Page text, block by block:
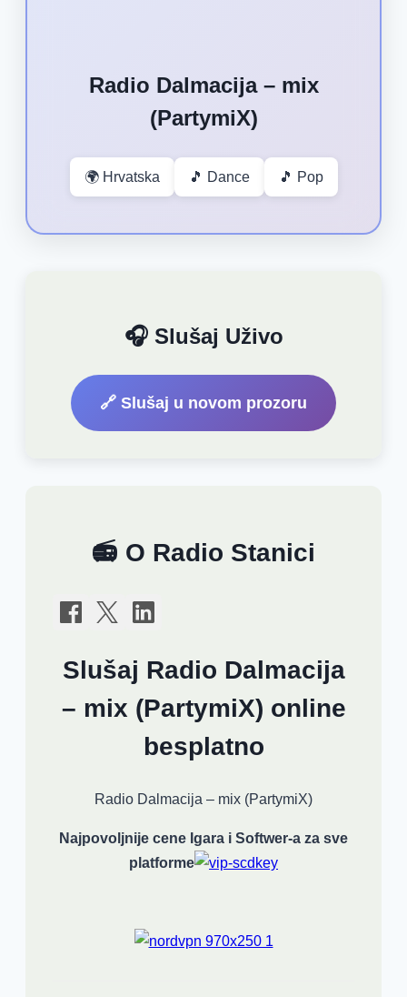
Radio Dalmacija – mix
(PartymiX)
🌍 Hrvatska 🎵 Dance 🎵 Pop
🎧 Slušaj Uživo
🔗 Slušaj u novom prozoru
📻 O Radio Stanici
Slušaj Radio Dalmacija
– mix (PartymiX) online
besplatno
Radio Dalmacija – mix (PartymiX)
Najpovoljnije cene Igara i Softwer-a za sve
platforme